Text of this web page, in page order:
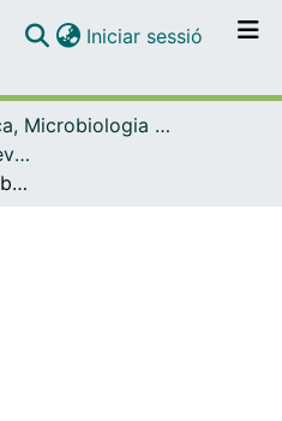
per tot el DD
Com publicar
Iniciar sessió (current)
Genètica, Microbiologia i Estadística
Articles publicats en revistes (Genètica, Microbiologia i Estadística)
Case report of a child bearing a novel deleterious splicing variant in PIGT